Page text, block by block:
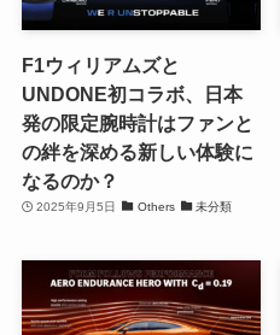
F1ウィリアムズと
UNDONE初コラボ、日本
発の限定腕時計はファンと
の絆を深める新しい体験に
なるのか？
2025年9月5日 Others 未分類